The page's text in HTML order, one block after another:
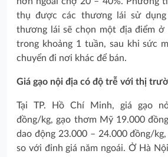
thụ được các thương lái sử
thương lái sẽ chọn một địa điểm ở
trong khoảng 1 tuần, sau khi sức
chuyển đi nơi khác để bán.
Giá gạo nội địa có độ trễ với thị
Tại TP. Hồ Chí Minh, giá gạo
đồng/kg, gạo thơm Mỹ 19.000
dao động 23.000 – 24.000 đồng/
so với đỉnh giá năm ngoái. Ở Hà